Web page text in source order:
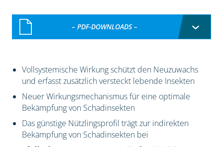
– PDF-DOWNLOADS –
Vollsystemische Wirkung schützt den Neuzuwachs
und erfasst zusätzlich versteckt lebende Insekten
Neuer Wirkungsmechanismus für eine optimale
Bekämpfung von Schadinsekten
Das günstige Nützlingsprofil trägt zur indirekten
Bekämpfung von Schadinsekten bei